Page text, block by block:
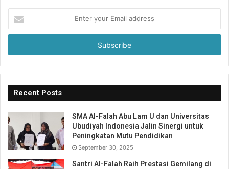
your
Email
Recent Posts
SMA Al-Falah Abu Lam U dan Universitas
Ubudiyah Indonesia Jalin Sinergi untuk
Peningkatan Mutu Pendidikan
September 30, 2025
Santri Al-Falah Raih Prestasi Gemilang di